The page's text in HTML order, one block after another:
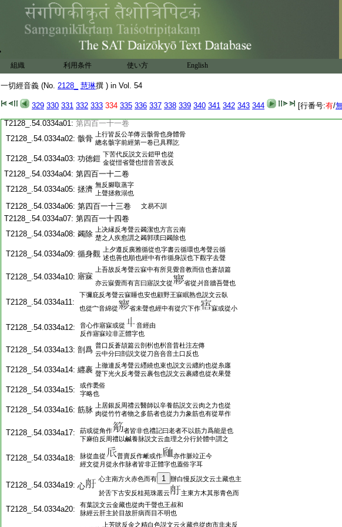
組織 利用条件 使い方 English
一切經音義 (No. 2128_ 慧琳撰 ) in Vol. 54
329 330 331 332 333 334 335 336 337 338 339 340 341 342 343 344 [行番号:有/
T2128_.54.0333c17:
T2128_.54.0333c18:
T2128_.54.0333c19:
T2128_.54.0333c20:
一切經音義卷第五
翻經沙門慧琳撰
T2128_.54.0333c22:音大般若經從四百一十 6 一卷盡四百六
T2128_.54.0333c23: 7 十
T2128_.54.0333c24:
凡五十一卷
T2128_.54.0333c25:大般若波羅蜜多經第四百一十卷
T2128_.54.0333c26: 忻樂 上許斤反司馬法曰善者善之忻人之
善或作欣訴三體竝同埤蒼忻察也
T2128_.54.0334a01: 第四百一十一卷
T2128_.54.0334a02: 骸骨
上行皆反公羊傳云骸骨也身體骨
總名骸字前經第一卷已具釋訖
T2128_.54.0334a03: 功徳鎧 下苦代反説文云鎧甲也從
金從愷省聲也愷音苦改反
T2128_.54.0334a04: 第四百一十二卷
T2128_.54.0334a05: 拯濟 無反腳取蒸字
上聲拯救溺也
T2128_.54.0334a06: 第四百一十三卷 文易不訓
T2128_.54.0334a07: 第四百一十四卷
T2128_.54.0334a08: 蠲除
上决縁反考聲云蠲潔也方言云南
楚之人疾愈謂之蠲郭璞曰蠲除也
T2128_.54.0334a09: 循身觀
上夕遵反廣雅循從也字書云循環也考聲云循
述也善也順也經中有作循身誤也下觀字去聲
T2128_.54.0334a10: 寤寐
上吾故反考聲云寐中有所見覺音教而信也蒼頡篇
亦云寐覺而有言曰寤説文從
省從爿音牆吾聲也
T2128_.54.0334a11:
下彌庇反考聲云寐睡也安也顧野王寐眠熟也説文云臥
也從宀音綿從
省未聲也經中有從穴下作 寐或從小
T2128_.54.0334a12: 音心作寤寐或從
音經由
反作寤寐竝非正體字也
T2128_.54.0334a13: 剖爲 普口反蒼頡篇云剖㭊也㭊音昔杜注左傳
云中分曰剖説文從刀咅咅音土口反也
T2128_.54.0334a14: 纒裹
上徹連反考聲云纆繞也束也説文云纒約也從糸廛
聲下光火反考聲云裹包也説文云裹纒也從衣果聲
T2128_.54.0334a15:
或作褁俗
字略也
T2128_.54.0334a16: 筋脉
上居銀反周禮云醫師以辛養筋説文云肉之力也從
肉從竹竹者物之多筋者也從力力象筋也有從草作
T2128_.54.0334a17: 莇或從角作
者皆非也禮記曰老者不以筋力爲能是也
下麻伯反周禮以鹹養脉説文云血理之分行於體中謂之
T2128_.54.0334a18: 脉從血從 普賣反作衇或作
亦作脈竝正今
經文從月從永作脉者皆非正體字也蓋俗字耳
T2128_.54.0334a19: 心
心主南方火赤色而有 1
辦白慢反説文云土藏也主
於舌下古安反桂苑珠叢云
主東方木其形青色而
T2128_.54.0334a20:
有葉説文云金藏也從肉干聲也王叔和
脉經云肝主於目故肝病而目不明也
上芳吠反金之精白色説文云火藏也從肉市非未反